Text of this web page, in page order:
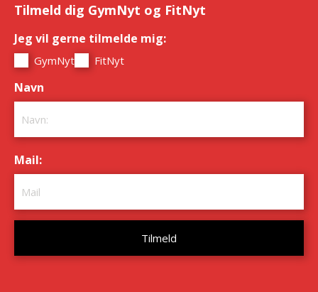
Tilmeld dig GymNyt og FitNyt
Jeg vil gerne tilmelde mig:
GymNyt FitNyt
Navn
Mail: